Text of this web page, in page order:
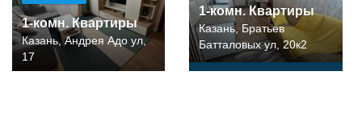
1-комн. Квартиры
Казань, Андрея Адо ул,
17
1-комн. Квартиры
Казань, Братьев
Батталовых ул, 20к2